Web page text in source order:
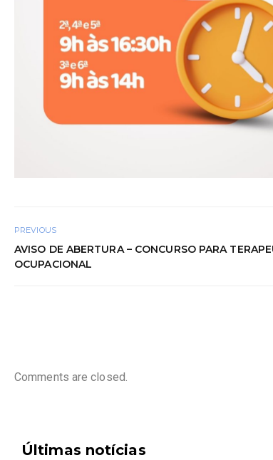
PREVIOUS
AVISO DE ABERTURA – CONCURSO PARA
OCUPACIONAL
Comments are closed.
Últimas notícias